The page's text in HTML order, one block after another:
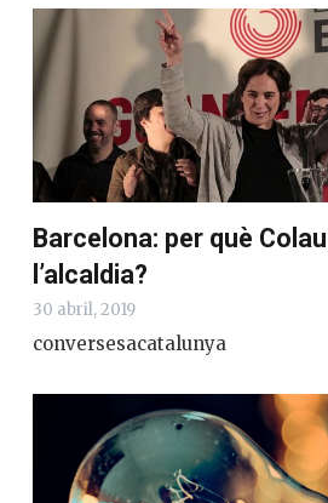
Barcelona: per què
l’alcaldia?
30 abril, 2019
conversesacatalunya